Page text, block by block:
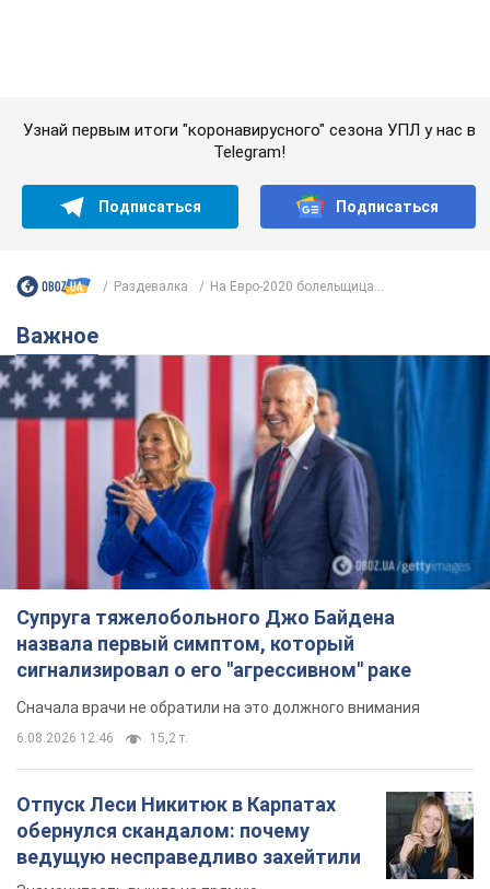
Важное
Супруга тяжелобольного Джо Байдена
назвала первый симптом, который
сигнализировал о его "агрессивном" раке
Сначала врачи не обратили на это должного внимания
6.08.2026 12:46 15,2 т.
Отпуск Леси Никитюк в Карпатах
обернулся скандалом: почему
ведущую несправедливо захейтили
Знаменитость вышла на прямую
над "i"
8 часов назад 12,1 т.
Не только из-за зарплаты: почему
украинцы не спешат соглашаться на
вакансии